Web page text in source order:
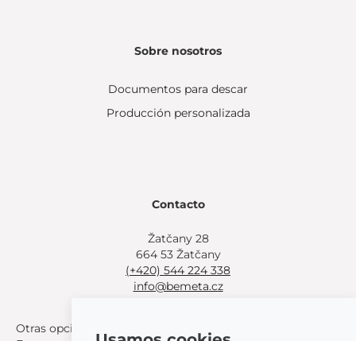
Sobre nosotros
Documentos para descar
Producción personalizada
Contacto
Žatčany 28
664 53 Žatčany
(+420) 544 224 338
info@bemeta.cz
Otras opciones de compra: